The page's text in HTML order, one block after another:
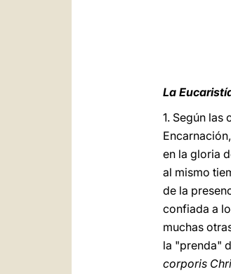
La
1. Según las
en la gloria
al mismo
de la
confiada a
muchas
la "prenda"
corporis